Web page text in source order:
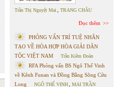
Trần Thị Nguyệt Mai TRANG CHÂU
Đọc thêm
PHỎNG VẤN TRÍ TUỆ NHÂN
TẠO VỀ HÒA HỢP HÒA GIẢI DÂN
TỘC VIỆT NAM
Trần Kiêm Đoàn
RFA Phỏng vấn BS Ngô Thế Vinh
về Kênh Funan và Đồng Bằng Sông Cửu
Long
NGÔ THẾ VINH MAI TRẦN